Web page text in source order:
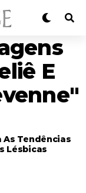
E
As Tendências
Lésbicas